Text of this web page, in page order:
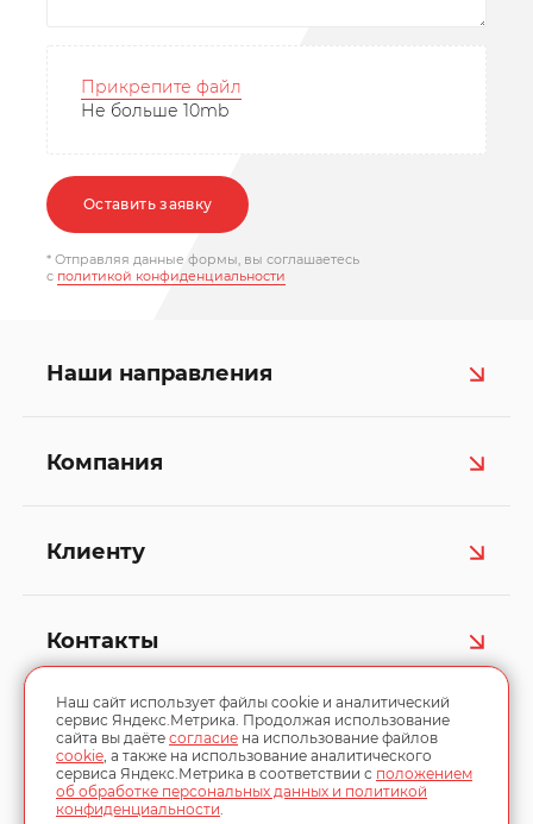
Прикрепите файл
Не больше 10mb
Оставить заявку
* Отправляя данные формы, вы соглашаетесь
c политикой конфиденциальности
Наши направления
Компания
Клиенту
Контакты
Наш сайт использует файлы cookie и аналитический
сервис Яндекс.Метрика. Продолжая использование
сайта вы даёте согласие на использование файлов
cookie, а также на использование аналитического
сервиса Яндекс.Метрика в соответствии с положением
об обработке персональных данных и политикой
конфиденциальности.